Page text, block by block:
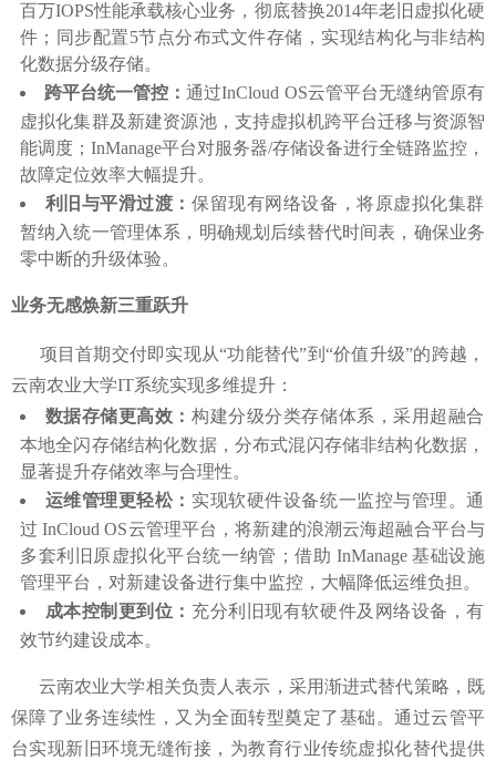
百万IOPS性能承载核心业务，彻底替换2014年老旧虚拟化硬
件；同步配置5节点分布式文件存储，实现结构化与非结构
化数据分级存储。
跨平台统一管控：通过InCloud OS云管平台无缝纳管原有
虚拟化集群及新建资源池，支持虚拟机跨平台迁移与资源智
能调度；InManage平台对服务器/存储设备进行全链路监控，
故障定位效率大幅提升。
利旧与平滑过渡：保留现有网络设备，将原虚拟化集群
暂纳入统一管理体系，明确规划后续替代时间表，确保业务
零中断的升级体验。
业务无感焕新三重跃升
项目首期交付即实现从“功能替代”到“价值升级”的跨越，
云南农业大学IT系统实现多维提升：
数据存储更高效：构建分级分类存储体系，采用超融合
本地全闪存储结构化数据，分布式混闪存储非结构化数据，
显著提升存储效率与合理性。
运维管理更轻松： 实现软硬件设备统一监控与管理。通
过 InCloud OS云管理平台，将新建的浪潮云海超融合平台与
多套利旧原虚拟化平台统一纳管；借助 InManage 基础设施
管理平台，对新建设备进行集中监控，大幅降低运维负担。
成本控制更到位： 充分利旧现有软硬件及网络设备，有
效节约建设成本。
云南农业大学相关负责人表示，采用渐进式替代策略，既
保障了业务连续性，又为全面转型奠定了基础。通过云管平
台实现新旧环境无缝衔接，为教育行业传统虚拟化替代提供